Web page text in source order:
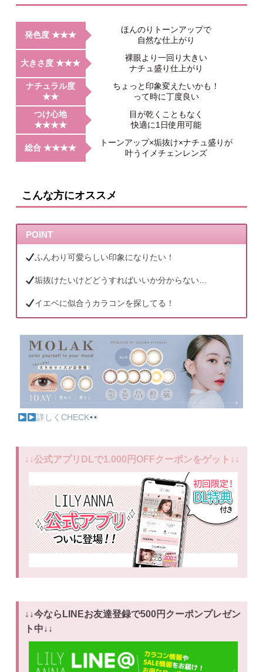
発色度 ★★★
ほんのりトーンアップで
自然な仕上がり
大きさ度 ★★★
裸眼より一回り大きい
ナチュ盛り仕上がり
ナチュラル度
★★
ちょっと印象変えたいかも！
って時に丁度良い
つけ心地
★★★★
目が乾くこともなく
快適に1日使用可能
総合 ★★★★
トーンアップ×垢抜け×ナチュ盛りが
叶うイメチェンレンズ
こんな方にオススメ
POINT
ふんわり可愛らしい印象になりたい！
垢抜けたいけどどうすればいいか分からない…
イエベに似合うカラコンを探してる！
詳しくCHECK
↓↓公式アプリDLで1.000円OFFクーポンをゲット↓↓
↓↓今ならLINEお友達登録で500円クーポンプレゼン
ト中↓↓